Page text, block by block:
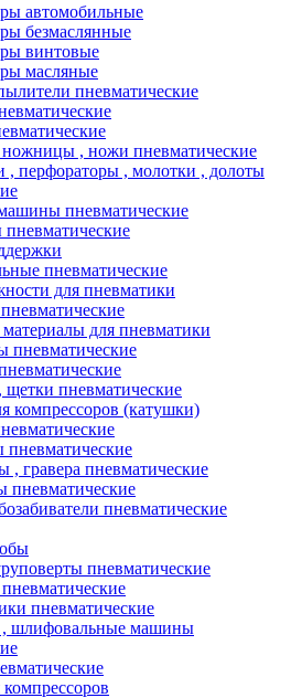
автомобильные
безмаслянные
винтовые
масляные
пневматические
, ножи пневматические
, перфораторы , молотки , долоты
пневматические
пневматические
для пневматики
для пневматики
пневматические
пневматические
компрессоров (катушки)
пневматические
гравера пневматические
пневматические
пневматические
пневматические
пневматические
, шлифовальные машины